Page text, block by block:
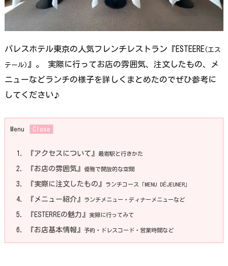
パレスホテル東京の人気フレンチレストラン『ESTEERE(エス
テール) 』。 実際に行ってお店の雰囲気、注文したもの、メ
ニューなどランチの様子を詳しくまとめたのでぜひ参考に
してください♪
Menu
1. 『アクセスについて』 最寄駅と行きかた
2. 『お店の雰囲気』 優雅で開放的な空間
3. 『実際に注文したもの』 ランチコース「MENU DÉJEUNER」
4. 『メニュー紹介』 ランチメニュー・ディナーメニューなど
5. 『ESTERREの魅力』 実際に行ってみて
6. 『お店基本情報』 予約・ドレスコード・営業時間など